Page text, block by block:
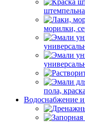
морилки,
пола,
Водоснабжение и